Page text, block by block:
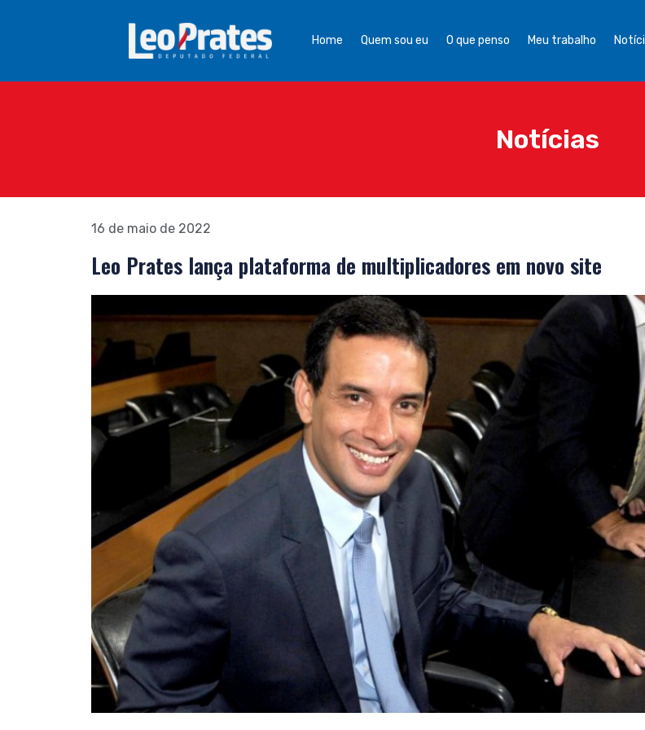
Home Quem sou eu O que penso Meu trabalho
Notícias
16 de maio de 2022
Leo Prates lança plataforma de multiplicadores em novo site